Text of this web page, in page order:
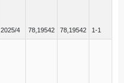
2025/4 78,19542 78,19542 1-1